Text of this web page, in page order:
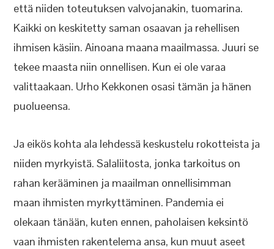
että niiden toteutuksen valvojanakin, tuomarina.
Kaikki on keskitetty saman osaavan ja rehellisen
ihmisen käsiin. Ainoana maana maailmassa. Juuri se
tekee maasta niin onnellisen. Kun ei ole varaa
valittaakaan. Urho Kekkonen osasi tämän ja hänen
puolueensa.
Ja eikös kohta ala lehdessä keskustelu rokotteista ja
niiden myrkyistä. Salaliitosta, jonka tarkoitus on
rahan kerääminen ja maailman onnellisimman
maan ihmisten myrkyttäminen. Pandemia ei
olekaan tänään, kuten ennen, paholaisen keksintö
vaan ihmisten rakentelema ansa, kun muut aseet